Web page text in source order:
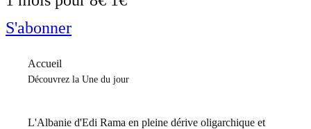
S'abonner
Accueil
Découvrez la Une du jour
L'Albanie d'Edi Rama en pleine dérive oligarchique et